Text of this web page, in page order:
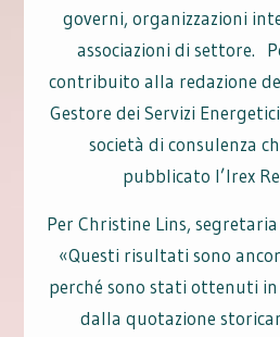
governi, organizzazioni
associazioni di settore.
contribuito alla redazione
Gestore dei Servizi
società di consulenza
pubblicato l’Irex
Per Christine Lins,
«Questi risultati sono
perché sono stati ottenuti
dalla quotazione